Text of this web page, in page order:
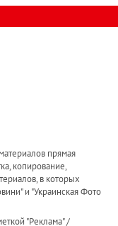
прямая
копирование,
в которых
и "Украинская Фото
"Реклама" /